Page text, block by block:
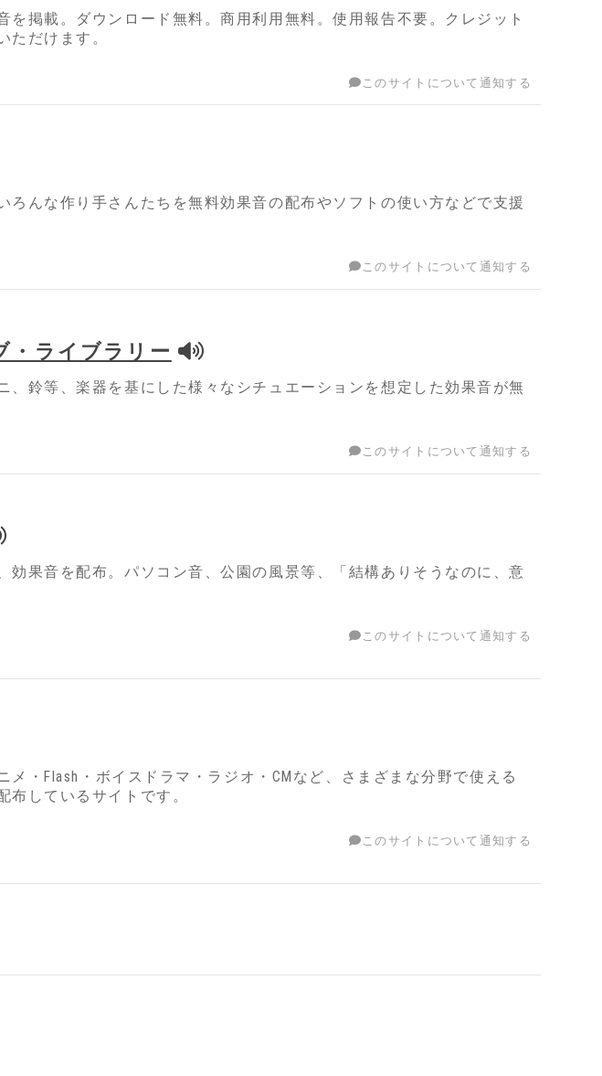
を掲載。ダウンロード無料。商用利用無料。使用報告不要。クレジット
ただけます。
このサイトについて通知する
ろんな作り手さんたちを無料効果音の配布やソフトの使い方などで支援
このサイトについて通知する
・ライブラリー
、鈴等、楽器を基にした様々なシチュエーションを想定した効果音が無
このサイトについて通知する
効果音を配布。パソコン音、公園の風景等、「結構ありそうなのに、意
このサイトについて通知する
・Flash・ボイスドラマ・ラジオ・CMなど、さまざまな分野で使える
布しているサイトです。
このサイトについて通知する